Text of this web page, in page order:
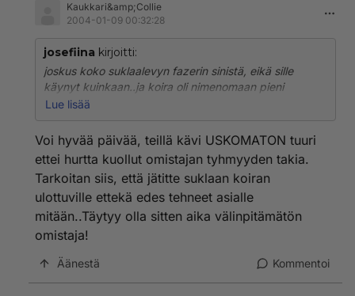
Kaukkari&amp;Collie
2004-01-09 00:32:28
josefiina kirjoitti:
joskus koko suklaalevyn fazerin sinistä, eikä sille
käynyt kuinkaan..ja koira oli nimenomaan pieni
kokoinen.
levyn mun pöydältä. et ei se kai niin myrkkyy oo kuin
väitetään!!
Lue lisää
Voi hyvää päivää, teillä kävi USKOMATON tuuri
ettei hurtta kuollut omistajan tyhmyyden takia.
Tarkoitan siis, että jätitte suklaan koiran
ulottuville ettekä edes tehneet asialle
mitään..Täytyy olla sitten aika välinpitämätön
omistaja!
Äänestä Kommentoi